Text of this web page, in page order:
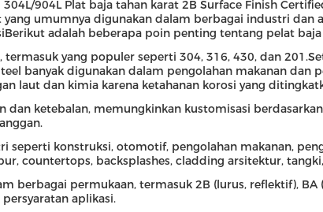
904L Plat baja tahan karat 2B Surface Finish
umumnya digunakan dalam berbagai industri dan
adalah beberapa poin penting tentang pelat
yang populer seperti 304, 316, 430, dan
banyak digunakan dalam pengolahan makanan dan
laut dan kimia karena ketahanan korosi yang
dan ketebalan, memungkinkan kustomisasi
seperti konstruksi, otomotif, pengolahan makanan,
countertops, backsplashes, cladding arsitektur,
berbagai permukaan, termasuk 2B (lurus, reflektif), BA
aplikasi.